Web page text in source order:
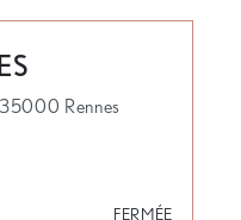
Rennes
FERMÉE